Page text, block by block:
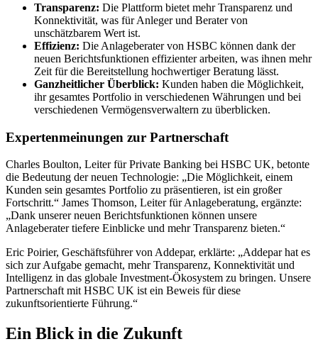
Transparenz: Die Plattform bietet mehr Transparenz und
Konnektivität, was für Anleger und Berater von
unschätzbarem Wert ist.
Effizienz: Die Anlageberater von HSBC können dank der
neuen Berichtsfunktionen effizienter arbeiten, was ihnen mehr
Zeit für die Bereitstellung hochwertiger Beratung lässt.
Ganzheitlicher Überblick: Kunden haben die Möglichkeit,
ihr gesamtes Portfolio in verschiedenen Währungen und bei
verschiedenen Vermögensverwaltern zu überblicken.
Expertenmeinungen zur Partnerschaft
Charles Boulton, Leiter für Private Banking bei HSBC UK, betonte
die Bedeutung der neuen Technologie: „Die Möglichkeit, einem
Kunden sein gesamtes Portfolio zu präsentieren, ist ein großer
Fortschritt.“ James Thomson, Leiter für Anlageberatung, ergänzte:
„Dank unserer neuen Berichtsfunktionen können unsere
Anlageberater tiefere Einblicke und mehr Transparenz bieten.“
Eric Poirier, Geschäftsführer von Addepar, erklärte: „Addepar hat es
sich zur Aufgabe gemacht, mehr Transparenz, Konnektivität und
Intelligenz in das globale Investment-Ökosystem zu bringen. Unsere
Partnerschaft mit HSBC UK ist ein Beweis für diese
zukunftsorientierte Führung.“
Ein Blick in die Zukunft